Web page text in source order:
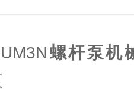
螺杆泵机